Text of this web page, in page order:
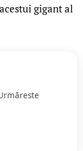
gigant al